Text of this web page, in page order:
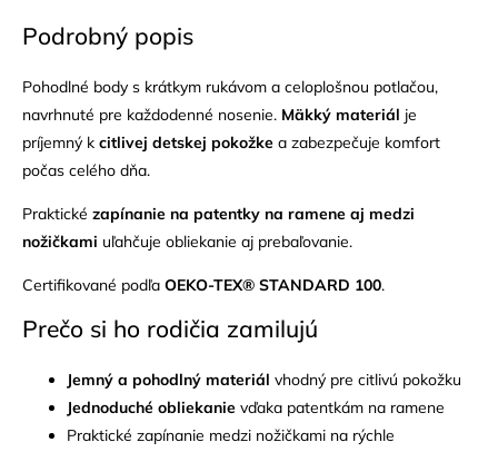
Podrobný popis
Pohodlné body s krátkym rukávom a celoplošnou potlačou,
navrhnuté pre každodenné nosenie. Mäkký materiál je
príjemný k citlivej detskej pokožke a zabezpečuje komfort
počas celého dňa.
Praktické zapínanie na patentky na ramene aj medzi
nožičkami uľahčuje obliekanie aj prebaľovanie.
Certifikované podľa OEKO-TEX® STANDARD 100.
Prečo si ho rodičia zamilujú
Jemný a pohodlný materiál vhodný pre citlivú pokožku
Jednoduché obliekanie vďaka patentkám na ramene
Praktické zapínanie medzi nožičkami na rýchle